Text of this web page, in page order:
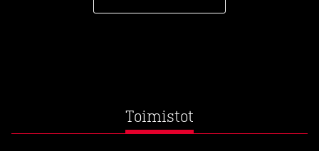
Toimistot